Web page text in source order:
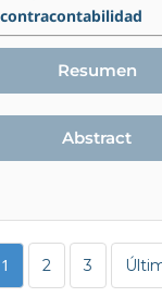
Resumen
Abstract
1 2 3